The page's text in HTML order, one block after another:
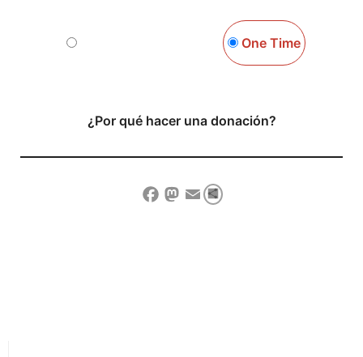
One Time
Monthly
¿Por qué hacer una donación?
Facebook
Mastodon
Email
Compartir